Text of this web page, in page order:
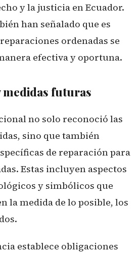
y la justicia en Ecuador.
han señalado que es
ordenadas se
efectiva y oportuna.
medidas futuras
no solo reconoció las
sino que también
de reparación para
Estas incluyen aspectos
y simbólicos que
la medida de lo posible, los
establece obligaciones